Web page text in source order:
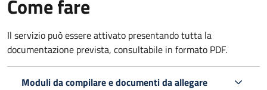
Come fare
Il servizio può essere attivato presentando tutta la
documentazione prevista, consultabile in formato PDF.
Moduli da compilare e documenti da allegare